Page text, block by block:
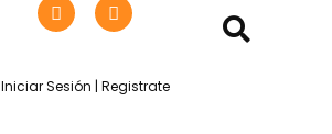
Iniciar Sesión | Registrate